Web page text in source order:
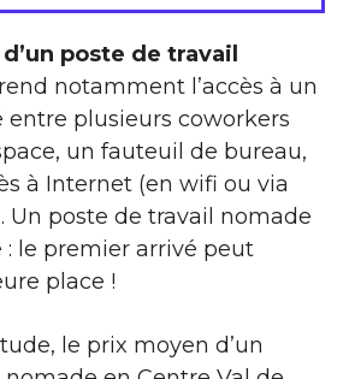
poste de travail
notamment l’accès à un
entre plusieurs coworkers
un fauteuil de bureau,
à Internet (en wifi ou via
Un poste de travail nomade
: le premier arrivé peut
place !
le prix moyen d’un